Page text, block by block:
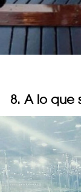
8. A lo que